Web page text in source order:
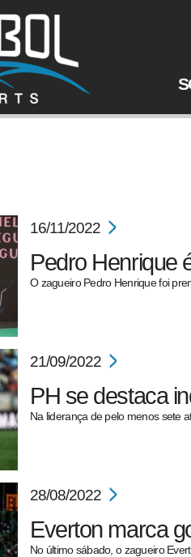
16/11/2022
Pedro Henrique
O zagueiro Pedro Henrique foi
21/09/2022
PH se destaca
Na liderança de pelo menos sete
28/08/2022
Everton marca
No último sábado, o zagueiro